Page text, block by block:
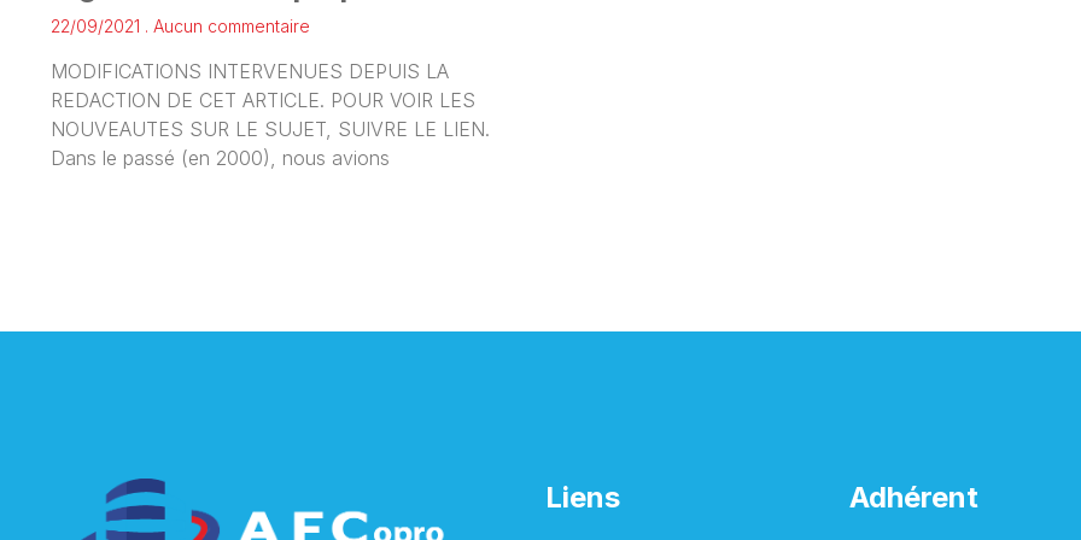
22/09/2021 Aucun commentaire
MODIFICATIONS INTERVENUES DEPUIS LA
REDACTION DE CET ARTICLE. POUR VOIR LES
NOUVEAUTES SUR LE SUJET, SUIVRE LE LIEN.
Dans le passé (en 2000), nous avions
Liens Adhérent